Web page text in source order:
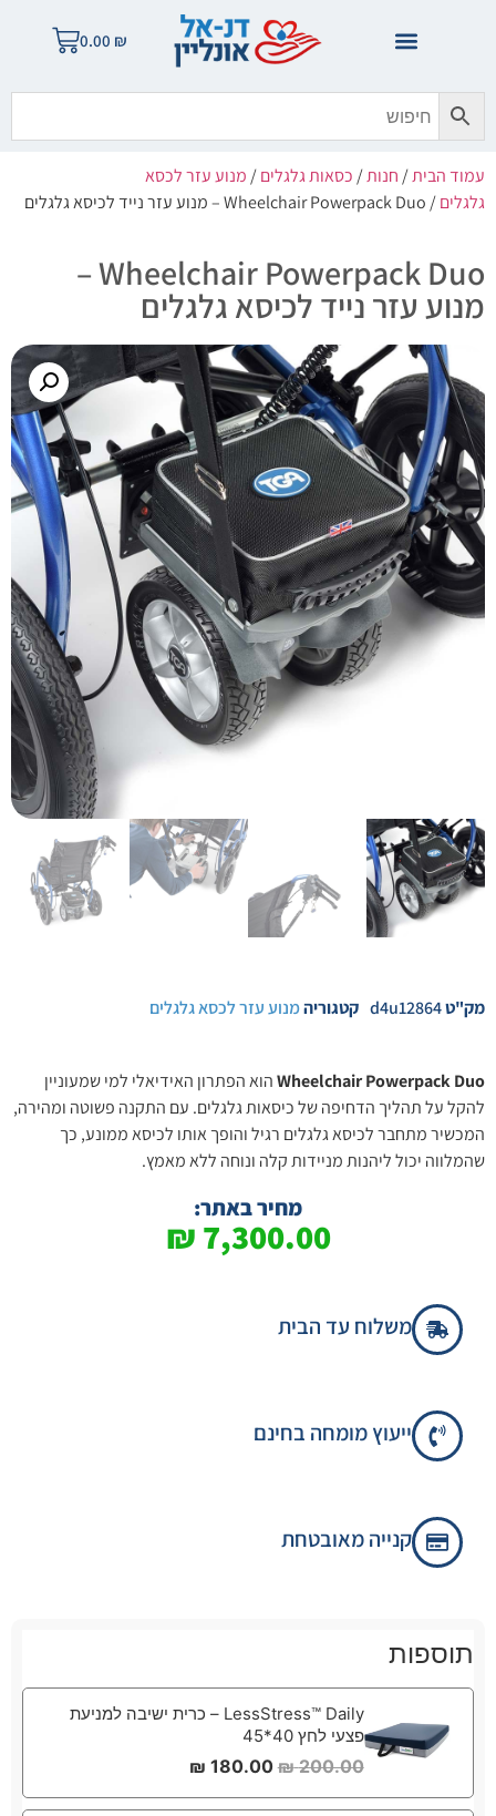
0.00 ₪
עמוד הבית/חנות/כסאות גלגלים/מנוע עזר לכסא
גלגלים/ Wheelchair Powerpack Duo – מנוע עזר נייד לכיסא גלגלים
Wheelchair Powerpack Duo –
מנוע עזר נייד לכיסא גלגלים
מק"טd4u12864 קטגוריהמנוע עזר לכסא גלגלים
Wheelchair Powerpack Duoהוא הפתרון האידיאלי למי שמעוניין
להקל על תהליך הדחיפה של כיסאות גלגלים. עם התקנה פשוטה ומהירה,
המכשיר מתחבר לכיסא גלגלים רגיל והופך אותו לכיסא ממונע, כך
שהמלווה יכול ליהנות מניידות קלה ונוחה ללא מאמץ.
מחיר באתר:
7,300.00
₪
משלוח עד הבית
ייעוץ מומחה בחינם
קנייה מאובטחת
תוספות
LessStress™ Daily – כרית ישיבה למניעת
פצעי לחץ 40*45
200.00
₪
180.00
₪